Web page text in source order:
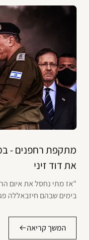
מתקפת רחפנים -
את דוד זיני
"אז מתי נחסל את איום
בימים שבהם חיזבאללה
המשך קריאה